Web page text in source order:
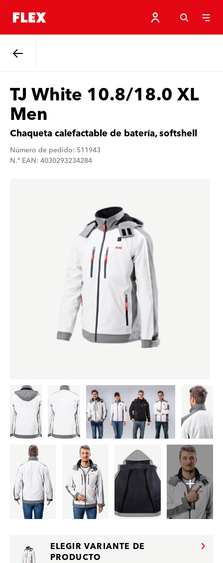
TJ White 10.8/18.0 XL
Men
Chaqueta calefactable de batería, softshell
Número de pedido: 511943
N.º EAN: 4030293234284
ELEGIR VARIANTE DE
PRODUCTO